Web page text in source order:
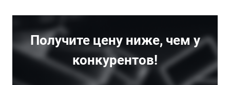
Получите цену ниже, чем у
конкурентов!